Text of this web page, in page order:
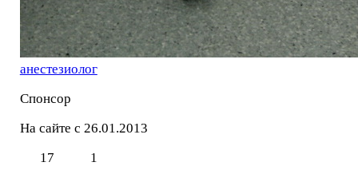
анестезиолог
Спонсор
На сайте с 26.01.2013
17
1